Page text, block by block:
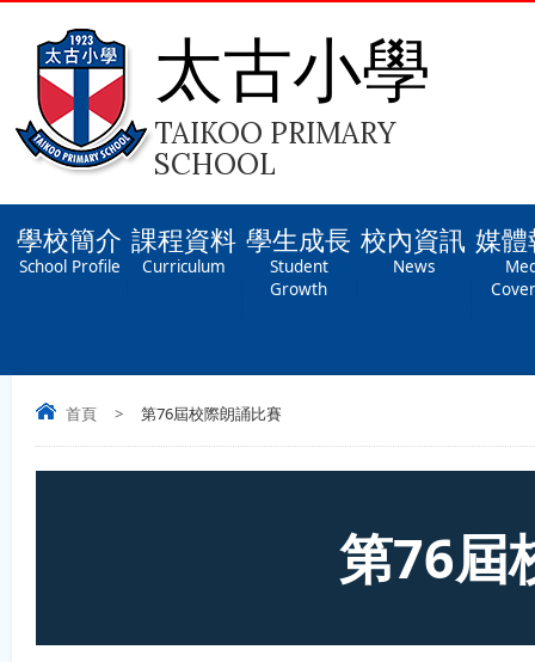
太古小學
TAIKOO PRIMARY
SCHOOL
學校簡介
School Profile
課程資料
Curriculum
學生成長
Student
Growth
校內資訊
News
媒
首頁 > 第76屆校際朗誦比賽
第76屆